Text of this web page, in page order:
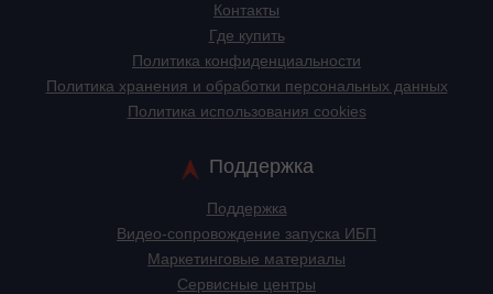
Контакты
Где купить
Политика конфиденциальности
Политика хранения и обработки персональных данных
Политика использования cookies
Поддержка
Поддержка
Видео-сопровождение запуска ИБП
Маркетинговые материалы
Сервисные центры